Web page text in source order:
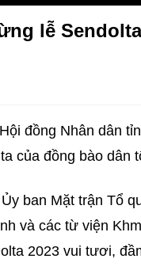
lễ
đồng Nhân dân
của đồng bào dân
ban Mặt trận Tổ
và các từ viện
2023 vui tươi,